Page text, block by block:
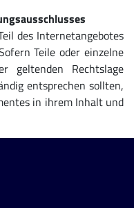
des Internetangebotes
Teile oder einzelne
geltenden Rechtslage
entsprechen sollten,
in ihrem Inhalt und